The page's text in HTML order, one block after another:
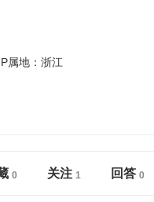
属地：浙江
关注 回答